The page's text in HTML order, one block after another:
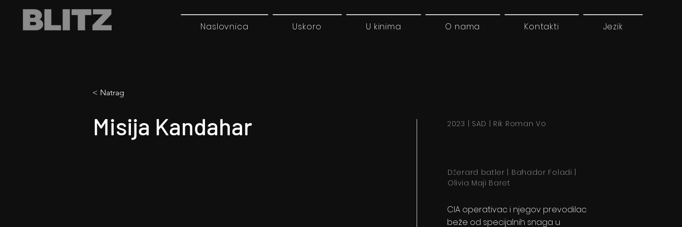
Naslovnica Uskoro U kinima O nama Kontakti Jezik
< Natrag
Misija Kandahar 2023 | SAD | Rik Roman Vo
Džerard batler | Bahador Foladi |
Olivia Maji Baret
CIA operativac i njegov prevodilac
beže od specijalnih snaga u